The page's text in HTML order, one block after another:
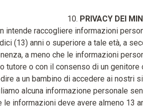
10. PRIVACY DEI
intende raccogliere informazioni
(13) anni o superiore a tale età, a
a meno che le informazioni
tutore o con il consenso di un genitore
a un bambino di accedere ai nostri
alcuna informazione personale
le informazioni deve avere almeno 13